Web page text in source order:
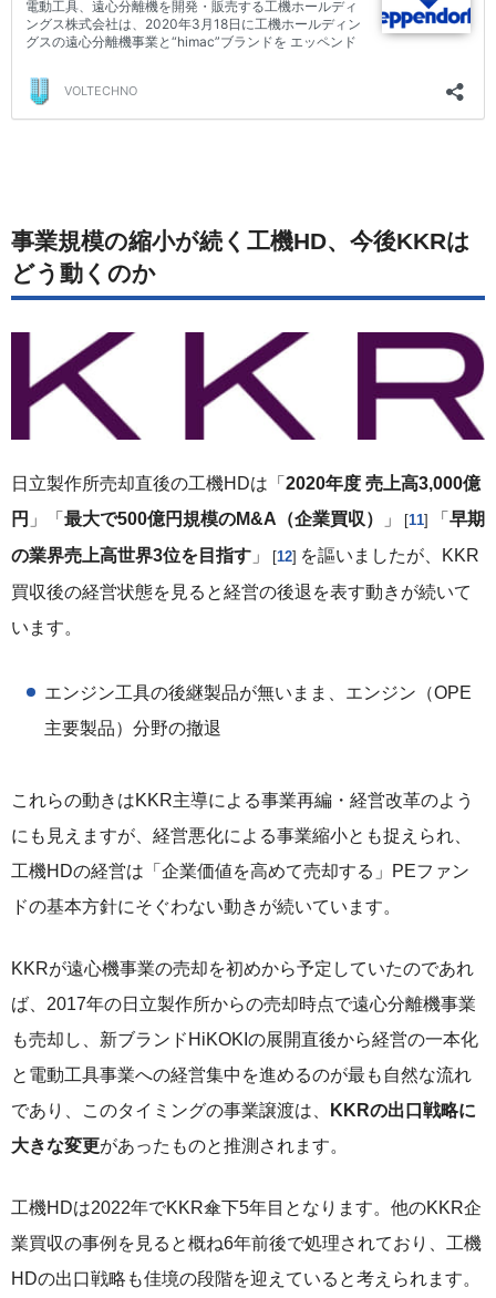
事業規模の縮小が続く工機HD、今後KKRは
どう動くのか
日立製作所売却直後の工機HDは「 2020年度 売上高3,000億
円 」「 最大で500億円規模のM&A（企業買収） 」 11 「 早期
の業界売上高世界3位を目指す 」 12 を謳いましたが、KKR
買収後の経営状態を見ると経営の後退を表す動きが続いて
います。
エンジン工具の後継製品が無いまま、エンジン（OPE
主要製品）分野の撤退
これらの動きはKKR主導による事業再編・経営改革のよう
にも見えますが、経営悪化による事業縮小とも捉えられ、
工機HDの経営は「企業価値を高めて売却する」PEファン
ドの基本方針にそぐわない動きが続いています。
KKRが遠心機事業の売却を初めから予定していたのであれ
ば、2017年の日立製作所からの売却時点で遠心分離機事業
も売却し、新ブランドHiKOKIの展開直後から経営の一本化
と電動工具事業への経営集中を進めるのが最も自然な流れ
であり、このタイミングの事業譲渡は、
KKRの出口戦略に
大きな変更があったものと推測されます。
工機HDは2022年でKKR傘下5年目となります。他のKKR企
業買収の事例を見ると概ね6年前後で処理されており、工機
HDの出口戦略も佳境の段階を迎えていると考えられます。